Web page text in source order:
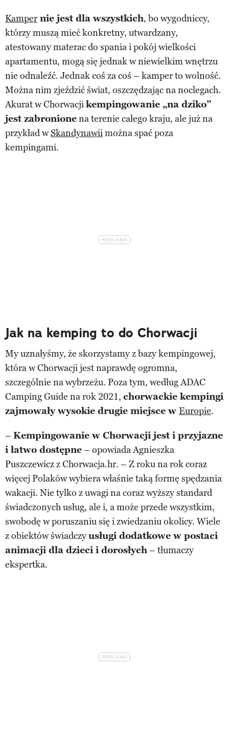
Kampernie jest dla wszystkich, bo wygodniccy,
którzy muszą mieć konkretny, utwardzany,
atestowany materac do spania i pokój wielkości
apartamentu, mogą się jednak w niewielkim wnętrzu
nie odnaleźć. Jednak coś za coś – kamper to wolność.
Można nim zjeździć świat, oszczędzając na noclegach.
Akurat w Chorwacjikempingowanie „na dziko”
jest zabronionena terenie całego kraju, ale już na
przykład wSkandynawiimożna spać poza
kempingami.
Jak na kemping to do Chorwacji
My uznałyśmy, że skorzystamy z bazy kempingowej,
która w Chorwacji jest naprawdę ogromna,
szczególnie na wybrzeżu. Poza tym, według ADAC
Camping Guide na rok 2021, chorwackie kempingi
zajmowały wysokie drugie miejsce w Europie.
– Kempingowanie w Chorwacji jest i przyjazne
i łatwo dostępne– opowiada Agnieszka
Puszczewicz z Chorwacja.hr. – Z roku na rok coraz
więcej Polaków wybiera właśnie taką formę spędzania
wakacji. Nie tylko z uwagi na coraz wyższy standard
świadczonych usług, ale i, a może przede wszystkim,
swobodę w poruszaniu się i zwiedzaniu okolicy. Wiele
z obiektów świadczyusługi dodatkowe w postaci
animacji dla dzieci i dorosłych– tłumaczy
ekspertka.